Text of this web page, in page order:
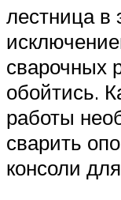
лестница в
сварочных
обойтись.
работы
сварить
консоли